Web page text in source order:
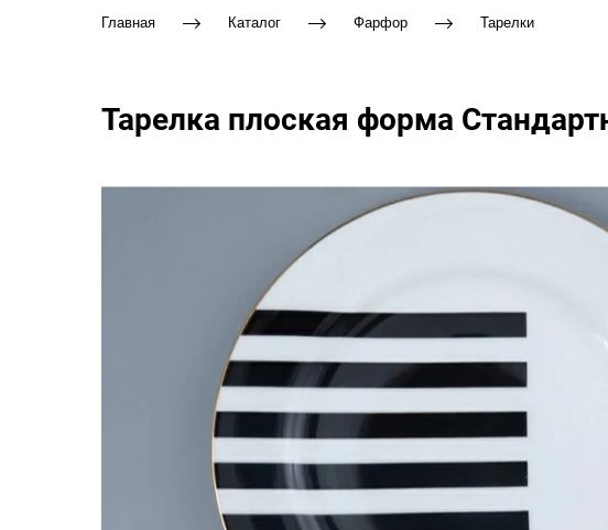
Главная Каталог Фарфор Тарелки
Тарелка плоская форма